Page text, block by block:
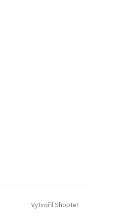
Vytvořil Shoptet